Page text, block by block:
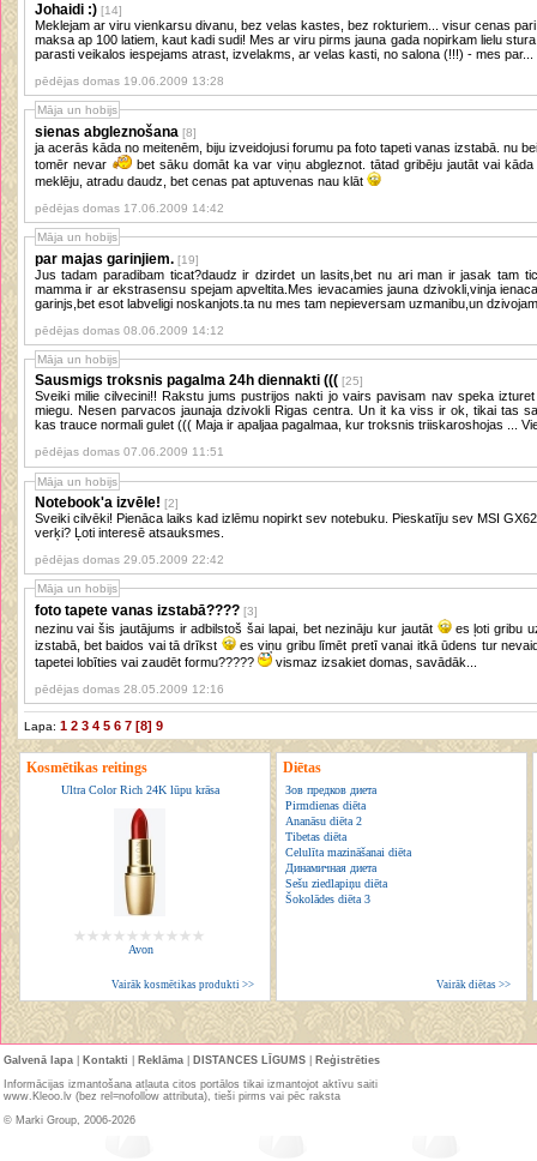
Johaidi :) [14]
Meklejam ar viru vienkarsu divanu, bez velas kastes, bez rokturiem... visur cenas
maksa ap 100 latiem, kaut kadi sudi! Mes ar viru pirms jauna gada nopirkam lielu stura divanu, kas ir pez imeriem lielaks, neka
parasti veikalos iespejams atrast, izvelakms, ar velas kasti, no salona (!!!) - mes par...
pēdējas domas 19.06.2009 13:28
Māja un hobijs
sienas abgleznošana [8]
ja acerās kāda no meitenēm, biju izveidojusi forumu pa foto tapeti vanas izstabā. nu
tomēr nevar
bet sāku domāt ka var viņu abgleznot. tātad gribēju jautāt vai kāda nezin cik tāds prieks maksā, jo google
meklēju, atradu daudz, bet cenas pat aptuvenas nau klāt
pēdējas domas 17.06.2009 14:42
Māja un hobijs
par majas garinjiem. [19]
Jus tadam paradibam ticat?daudz ir dzirdet un lasits,bet nu ari man ir jasak tam ticet.. saksu ar to ka manam
mamma ir ar ekstrasensu spejam apveltita.Mes ievacamies jauna dzivokli,vinja
garinjs,bet esot labveligi noskanjots.ta nu mes tam nepieversam uzmanibu,un
pēdējas domas 08.06.2009 14:12
Māja un hobijs
Sausmigs troksnis pagalma 24h diennakti ((( [25]
Sveiki milie cilvecini!! Rakstu jums pustrijos nakti jo vairs pavisam nav speka izturet drausmigo troksni pagalma kas trauce
miegu. Nesen parvacos jaunaja dzivokli Rigas centra. Un it ka viss ir ok, tikai tas sausmigakais troksnis no kondicionieriem
kas trauce normali gulet (((
pēdējas domas 07.06.2009 11:51
Māja un hobijs
Notebook'a izvēle! [2]
Sveiki cilvēki! Pienāca laiks kad izlēmu nopirkt sev notebuku. Pieskatīju sev MSI
verķi? Ļoti interesē atsauksmes.
pēdējas domas 29.05.2009 22:42
Māja un hobijs
foto tapete vanas izstabā???? [3]
nezinu vai šis jautājums ir adbilstoš šai lapai, bet nezināju kur jautāt
es ļoti gribu uzlīmēt skaistu ainavas foto tapeti vanas
izstabā, bet baidos vai tā drīkst
es viņu gribu līmēt pretī vanai itkā ūdens tur nevaidzētu tikt klāt, bet vais mitris gais neliktu
tapetei lobīties vai zaudēt formu?????
vismaz izsakiet domas, savādāk...
pēdējas domas 28.05.2009 12:16
Lapa: 1 2 3 4 5 6 7 [8] 9
Kosmētikas reitings
Ultra Color Rich 24K lūpu krāsa
Avon
Vairāk kosmētikas produkti >>
Diētas
Зов предков диета
Pirmdienas diēta
Ananāsu diēta 2
Tibetas diēta
Celulīta mazināšanai diēta
Динамичная диета
Sešu ziedlapiņu diēta
Šokolādes diēta 3
Vairāk diētas >>
Galvenā lapa Kontakti Reklāma DISTANCES LĪGUMS
Reģistrēties
Informācijas izmantošana atļauta citos portālos tikai izmantojot aktīvu saiti
www.Kleoo.lv (bez rel=nofollow attributa), tieši pirms vai pēc raksta
© Marki Group, 2006-2026